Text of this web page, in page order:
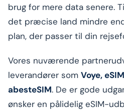
brug for mere data senere.
det præcise land mindre
plan, der passer til din
Vores nuværende
leverandører som Voye,
abesteSIM. De er gode
ønsker en pålidelig eSIM-